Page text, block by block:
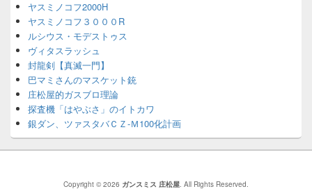
ヤスミノコフ2000H
ヤスミノコフ３０００R
ルシウス・モデストゥス
ヴィタスラッシュ
封龍剣【真滅一門】
巴マミさんのマスケット銃
庄松屋的ガスブロ理論
探査機「はやぶさ」のイトカワ
銀ダン、ツァスタバＣＺ-Ｍ100化計画
Copyright © 2026 ガンスミス 庄松屋. All Rights Reserved.